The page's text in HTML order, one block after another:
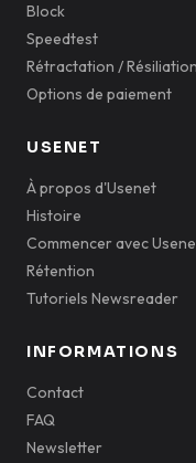
Block
Speedtest
Rétractation / Résiliation
Options de paiement
USENET
À propos d'Usenet
Histoire
Commencer avec
Rétention
Tutoriels Newsreader
INFORMATIONS
Contact
FAQ
Newsletter